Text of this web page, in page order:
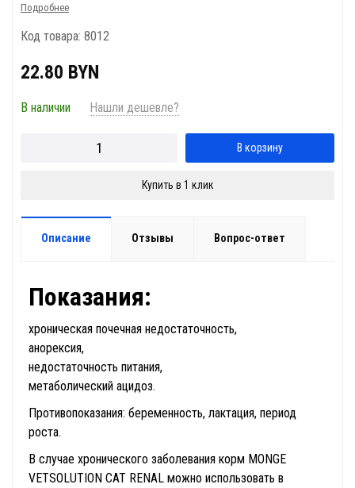
Подробнее
Код товара: 8012
22.80 BYN
В наличии Нашли дешевле?
В корзину
Купить в 1 клик
Описание Отзывы Вопрос-ответ
Показания:
хроническая почечная недостаточность,
анорексия,
недостаточность питания,
метаболический ацидоз.
Противопоказания: беременность, лактация, период
роста.
В случае хронического заболевания корм MONGE
VETSOLUTION CAT RENAL можно использовать в